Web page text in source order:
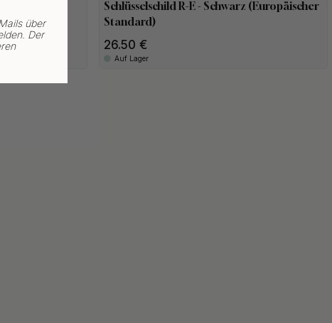
Schlüsselschild R-E - Schwarz (Europäischer
Standard)
26.50 €
Auf Lager
über
Der